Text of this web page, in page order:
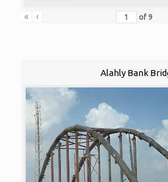
« ‹ of 9
Alahly Bank